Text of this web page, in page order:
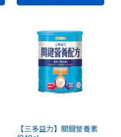
【三多益力】關鍵營養素